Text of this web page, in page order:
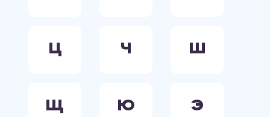
Ц Ч Ш
Щ Ю Э